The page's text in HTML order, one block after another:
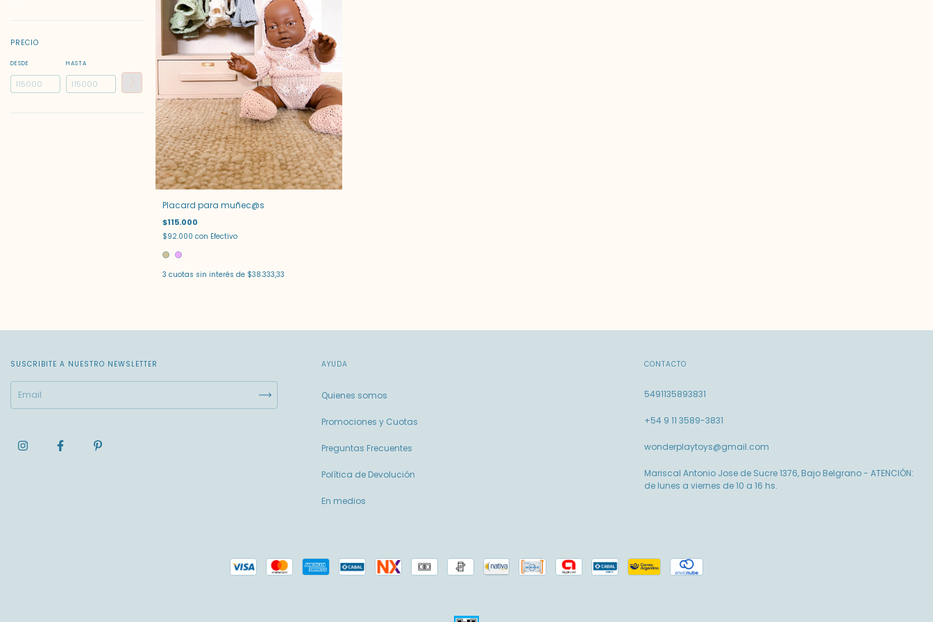
PRECIO
DESDE HASTA
Placard para muñec@s
$115.000
$92.000 con Efectivo
3 cuotas sin interés de $38.333,33
SUSCRIBITE A NUESTRO NEWSLETTER AYUDA
Quienes somos
Promociones y Cuotas
Preguntas Frecuentes
Política de Devolución
En medios
CONTACTO
5491135893831
+54 9 11 3589-3831
wonderplaytoys@gmail.com
Mariscal Antonio Jose de Sucre 1376, Bajo Belgrano - ATENCIÓN:
de lunes a viernes de 10 a 16 hs.